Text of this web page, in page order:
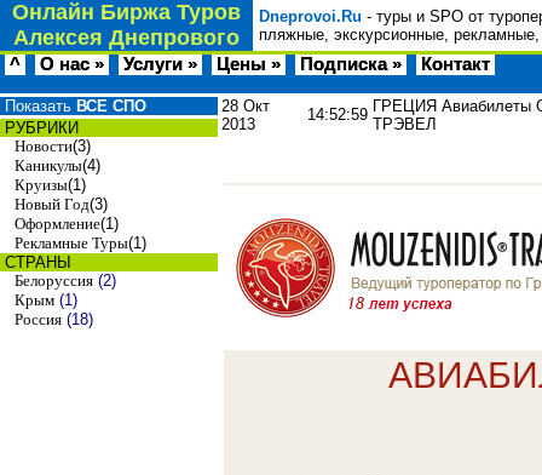
Онлайн Биржа Туров
Алексея Днепрового
Dneprovoi.Ru - туры и SPO от
пляжные, экскурсионные,
^ О нас » Услуги » Цены » Подписка » Контакт
Показать ВСЕ СПО
РУБРИКИ
Новости(3)
Каникулы(4)
Круизы(1)
Новый Год(3)
Оформление(1)
Рекламные Туры(1)
СТРАНЫ
Белоруссия (2)
Крым (1)
Россия (18)
28 Окт
2013
14:52:59 ГРЕЦИЯ Авиабилеты
ТРЭВЕЛ